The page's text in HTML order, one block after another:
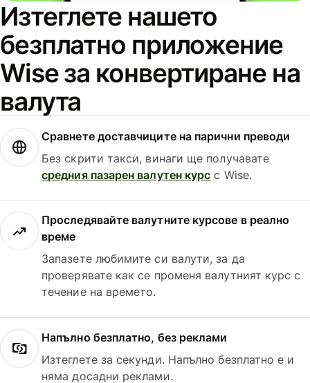
Изтеглете нашето
безплатно приложение
Wise за конвертиране на
валута
Сравнете доставчиците на парични преводи
Без скрити такси, винаги ще получавате
средния пазарен валутен курс с Wise.
Проследявайте валутните курсове в реално
време
Запазете любимите си валути, за да
проверявате как се променя валутният курс с
течение на времето.
Напълно безплатно, без реклами
Изтеглете за секунди. Напълно безплатно е и
няма досадни реклами.